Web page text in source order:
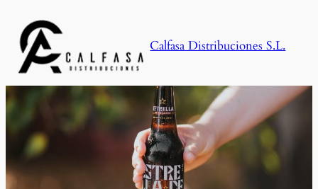
contenido
Calfasa Distribuciones S.L.